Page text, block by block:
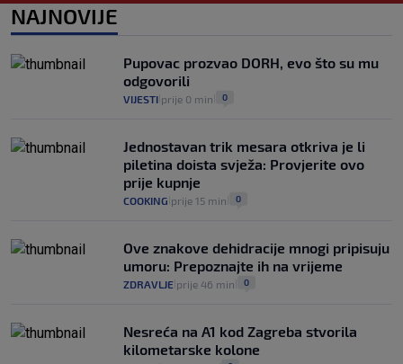
1
junaci naših priča budu oni koji pomažu,
a ne oni koji su pobijedili nekoga"
VIJESTI
NAJNOVIJE
Pupovac prozvao DORH, evo što su mu
odgovorili
VIJESTI prije 0 min 0
Jednostavan trik mesara otkriva je li
piletina doista svježa: Provjerite ovo
prije kupnje
COOKING prije 15 min 0
Ove znakove dehidracije mnogi pripisuju
umoru: Prepoznajte ih na vrijeme
ZDRAVLJE prije 46 min 0
Nesreća na A1 kod Zagreba stvorila
kilometarske kolone